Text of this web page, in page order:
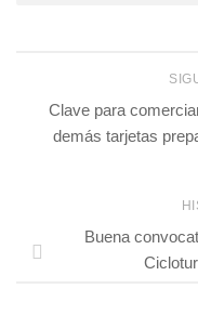
Clave para
demás tarjetas
Buena